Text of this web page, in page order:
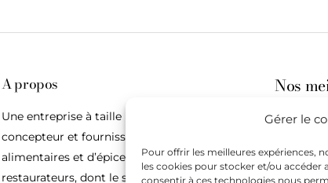
Gérer le
Pour offrir les meilleures expériences,
les cookies pour stocker et/ou accéder
consentir à ces technologies nous
A propos
Une entreprise à taille humaine,
concepteur et fournisseur de produits
alimentaires et d’épices pour les
restaurateurs, dont le siège social est à
Nos